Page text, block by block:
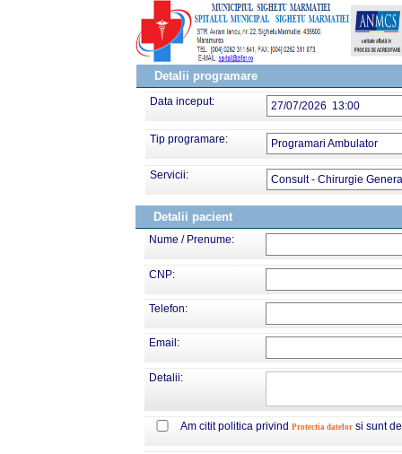
Detalii programare
Data inceput: 27/07/2026 13:00
Tip programare: Programari Ambulator
Servicii: Consult - Chirurgie
Detalii pacient
Nume / Prenume:
CNP:
Telefon:
Email:
Detalii:
Am citit politica privind Protectia datelor si sunt